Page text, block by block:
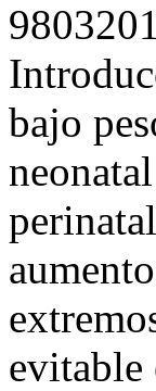
bajo
evitable